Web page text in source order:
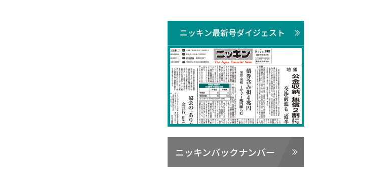
ニッキン最新号ダイジェスト
ニッキンバックナンバー